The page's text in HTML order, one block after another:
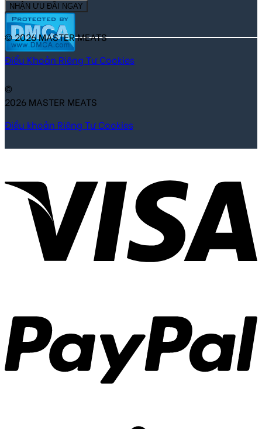
NHẬN ƯU ĐÃI NGAY
© 2026 MASTER MEATS
Điểu Khoản Riêng Tư Cookies
©
2026 MASTER MEATS
Điều khoản Riêng Tư Cookies